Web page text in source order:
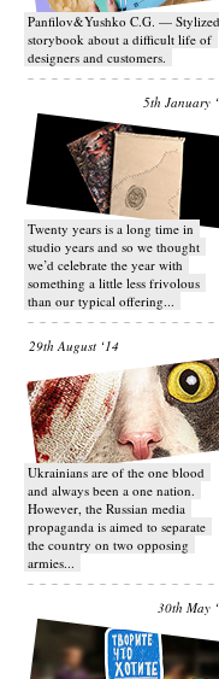
Panfilov&Yushko C.G. — Stylized
storybook about a difficult life of
designers and customers.
5th January
Twenty years is a long time in
studio years and so we thought
we’d celebrate the year with
something a little less frivolous
than our typical offering...
29th August ‘14
Ukrainians are of the one blood
and always been a one nation.
However, the Russian media
propaganda is aimed to separate
the country on two opposing
armies...
30th May